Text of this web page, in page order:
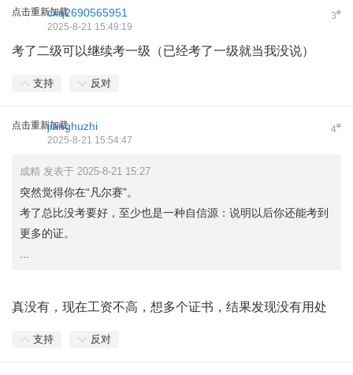
点击重新加载 3#
cxq2690565951
2025-8-21 15:49:19
考了二级可以继续考一级（已经考了一级就当我没说）
支持 反对
点击重新加载 4#
jianghuzhi
2025-8-21 15:54:47
成精 发表于 2025-8-21 15:27
突然觉得你在“凡尔赛”。
考了总比没考要好，至少也是一种自信源：说明以后你还能考到
更多的证。
真没有，现在工资不高，想多个证书，结果发现没有用处
支持 反对